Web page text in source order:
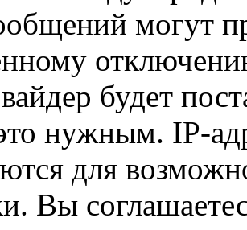
могут
будет
нужным. IP-
для
Вы